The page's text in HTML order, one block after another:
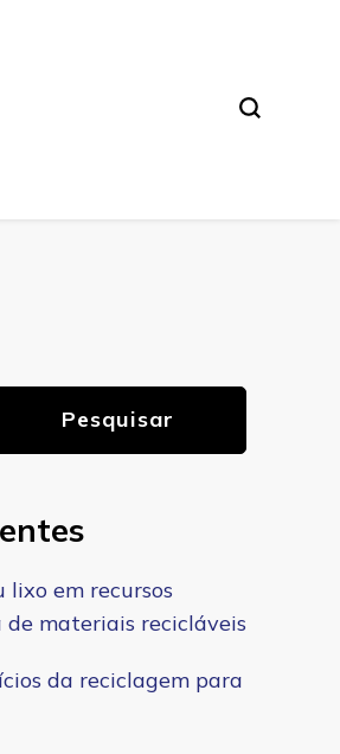
Pesquisar
lixo em recursos
de materiais recicláveis
da reciclagem para